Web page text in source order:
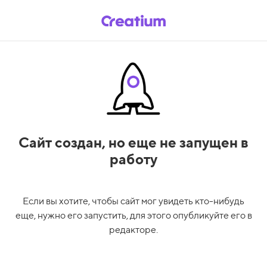
Сайт создан, но еще не запущен в
работу
Если вы хотите, чтобы сайт мог увидеть кто-нибудь
еще, нужно его запустить, для этого опубликуйте его в
редакторе.